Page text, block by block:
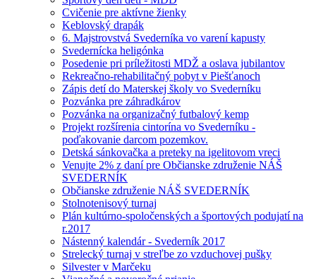
Cvičenie pre aktívne žienky
Keblovský drapák
6. Majstrovstvá Svederníka vo varení kapusty
Svedernícka heligónka
Posedenie pri príležitosti MDŽ a oslava jubilantov
Rekreačno-rehabilitačný pobyt v Piešťanoch
Zápis detí do Materskej školy vo Svederníku
Pozvánka pre záhradkárov
Pozvánka na organizačný futbalový kemp
Projekt rozšírenia cintorína vo Svederníku -
poďakovanie darcom pozemkov.
Detská sánkovačka a preteky na igelitovom vreci
Venujte 2% z daní pre Občianske združenie NÁŠ
SVEDERNÍK
Občianske združenie NÁŠ SVEDERNÍK
Stolnotenisový turnaj
Plán kultúrno-spoločenských a športových podujatí na
r.2017
Nástenný kalendár - Svederník 2017
Strelecký turnaj v streľbe zo vzduchovej pušky
Silvester v Marčeku